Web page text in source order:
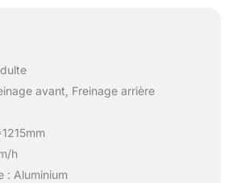
avant, Freinage arrière
h
: Aluminium